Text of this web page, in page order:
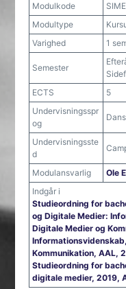
Modulkode
Modultype
Varighed
1
Semester
ECTS
5
Undervisningsspr
og
Undervisningsste
d
Modulansvarlig
Ole
Indgår i
Studieordning for
og Digitale Medier:
Digitale Medier og
Kommunikation, AAL,
Studieordning for
digitale medier, 2019,